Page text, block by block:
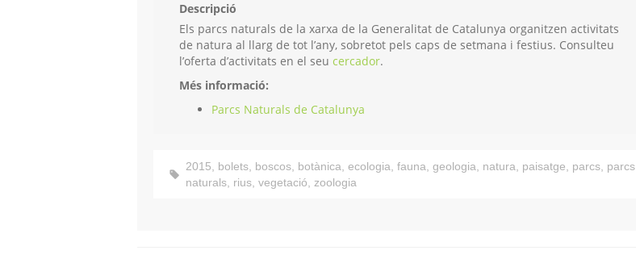
Descripció
Els parcs naturals de la xarxa de la Generalitat de Catalunya organitzen activitats
de natura al llarg de tot l’any, sobretot pels caps de setmana i festius. Consulteu
l’oferta d’activitats en el seu cercador.
Més informació:
Parcs Naturals de Catalunya
2015, bolets, boscos, botànica, ecologia, fauna, geologia, natura, paisatge, parcs, parcs
naturals, rius, vegetació, zoologia